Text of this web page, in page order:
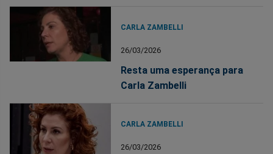
CARLA ZAMBELLI
26/03/2026
Resta uma esperança para
Carla Zambelli
CARLA ZAMBELLI
26/03/2026